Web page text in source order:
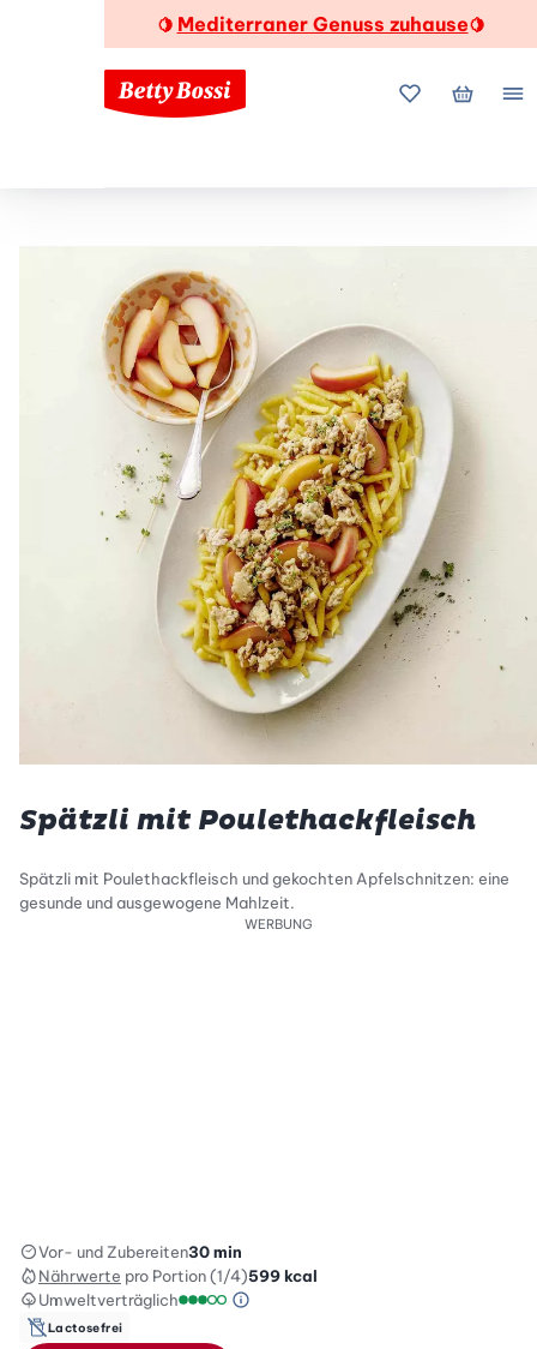
🍋 Mediterraner Genuss zuhause🍋
MeineMein
Spätzli mit Poulethackfleisch
Spätzli mit Poulethackfleisch und gekochten Apfelschnitzen: eine
gesunde und ausgewogene Mahlzeit.
WERBUNG
Vor- und Zubereiten30 min
Nährwerte pro Portion (1/4)599kcal
Umweltverträglich
Green Betty Skala Info
Lactosefrei